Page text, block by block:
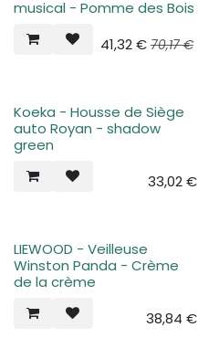
musical - Pomme des Bois
41,32€ 70,17€
Koeka - Housse de Siège
auto Royan - shadow
green
33,02€
LIEWOOD - Veilleuse
Winston Panda - Crème
de la crème
38,84 €